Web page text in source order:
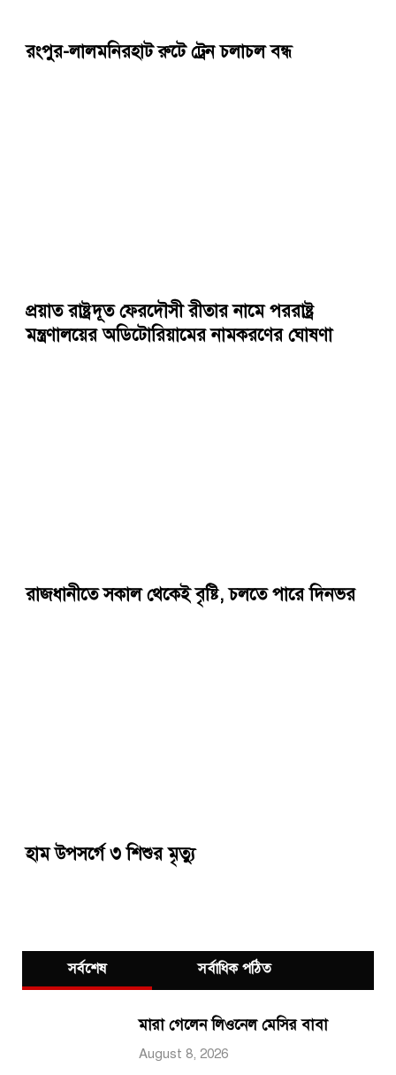
রংপুর-লালমনিরহাট রুটে ট্রেন চলাচল বন্ধ
প্রয়াত রাষ্ট্রদূত ফেরদৌসী রীতার নামে পররাষ্ট্র
মন্ত্রণালয়ের অডিটোরিয়ামের নামকরণের ঘোষণা
রাজধানীতে সকাল থেকেই বৃষ্টি, চলতে পারে দিনভর
হাম উপসর্গে ৩ শিশুর মৃত্যু
সর্বশেষ সর্বাধিক পঠিত
মারা গেলেন লিওনেল মেসির বাবা
August 8, 2026